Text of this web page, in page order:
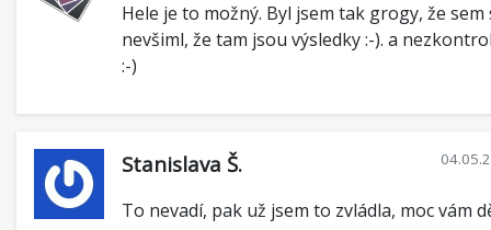
Hele je to možný. Byl jsem tak grogy, že sem
nevšiml, že tam jsou výsledky :-). a
:-)
Stanislava Š.
To nevadí, pak už jsem to zvládla, moc vám